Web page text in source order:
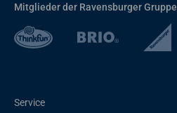
Mitglieder der Ravensburger Gruppe
Service